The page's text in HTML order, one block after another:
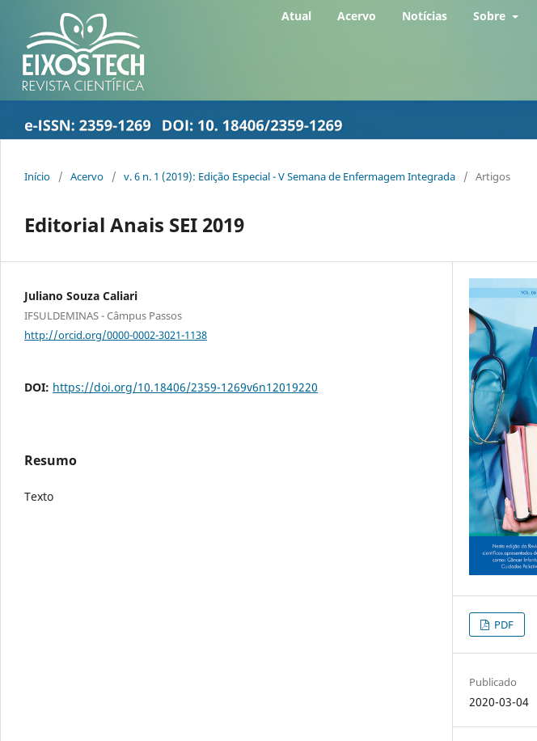
Atual Acervo Notícias Sobre
Início / Acervo / v. 6 n. 1 (2019): Edição Especial - V Semana de Enfermagem Integrada / Artigos
Editorial Anais SEI 2019
Juliano Souza Caliari
IFSULDEMINAS - Câmpus Passos
http://orcid.org/0000-0002-3021-1138
DOI: https://doi.org/10.18406/2359-1269v6n12019220
Resumo
Texto
PDF
Publicado
2020-03-04